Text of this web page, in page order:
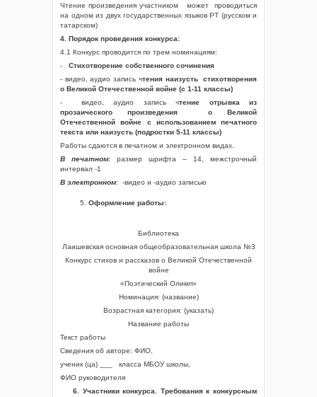
Чтение произведения участником может проводиться
на одном из двух государственных языков РТ (русском и
татарском)
4. Порядок проведения конкурса:
4.1 Конкурс проводится по трем номинациям:
- Стихотворение собственного сочинения
- видео, аудио запись чтения наизусть стихотворения
о Великой Отечественной войне (с 1-11 классы)
- видео, аудио запись чтение отрывка из
прозаического произведения о Великой
Отечественной войне с использованием печатного
текста или наизусть (подростки 5-11 классы)
Работы сдаются в печатном и электронном видах.
В печатном: размер шрифта – 14, межстрочный
интервал -1
В электронном: -видео и -аудио записью
Оформление работы:
Библиотека
Лаишевская основная общеобразовательная школа №3
Конкурс стихов и рассказов о Великой Отечественной
войне
«Поэтический Олимп»
Номинация: (название)
Возрастная категория: (указать)
Название работы
Текст работы
Сведения об авторе: ФИО,
ученик (ца) ___ класса МБОУ школы,
ФИО руководителя
6. Участники конкурса. Требования к конкурсным